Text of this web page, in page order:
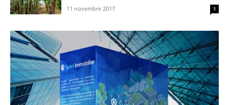
11 novembre 2017 1